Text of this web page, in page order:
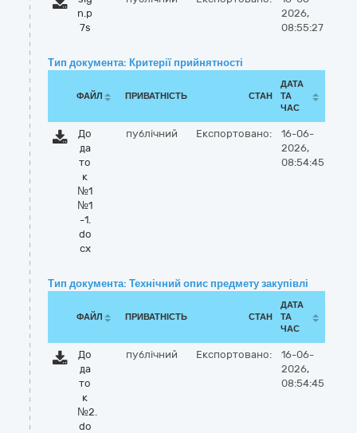
n.p
7s
2026,
08:55:27
Тип документа: Критерії прийнятності
ФАЙЛ ПРИВАТНІСТЬ СТАН
ДАТА
ТА
ЧАС
До
да
то
к
№1
№1
-1.
do
cx
публічний Експортовано:
16-06-
2026,
08:54:45
Тип документа: Технічний опис предмету закупівлі
ФАЙЛ ПРИВАТНІСТЬ СТАН
ДАТА
ТА
ЧАС
До
да
то
к
№2.
do
публічний Експортовано:
16-06-
2026,
08:54:45